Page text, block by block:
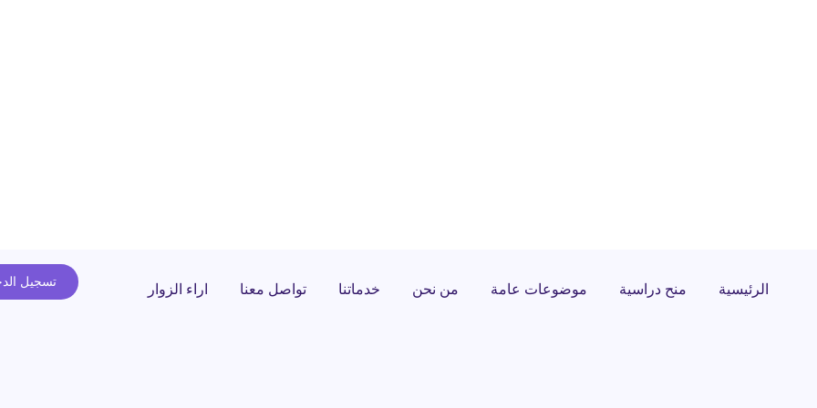
تسجيل الرئيسية منح دراسية موضوعات عامة من نحن خدماتنا تواصل معنا اراء الزوار